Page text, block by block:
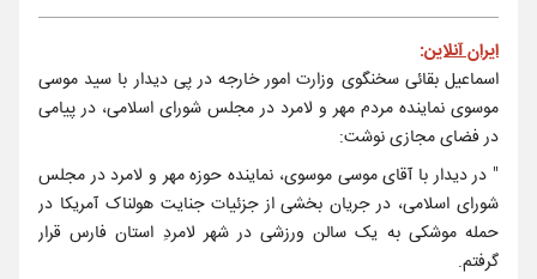
ایران آنلاین:
اسماعیل بقائی سخنگوی وزارت امور خارجه در پی دیدار با سید موسی
موسوی نماینده مردم مهر و لامرد در مجلس شورای اسلامی، در پیامی
در فضای مجازی نوشت:
" در دیدار با آقای موسی موسوی، نماینده حوزه مهر و لامرد در مجلس
شورای اسلامی، در جریان بخشی از جزئیات جنایت هولناک آمریکا در
حمله موشکی به یک سالن ورزشی در شهر لامردِ استان فارس قرار
گرفتم.